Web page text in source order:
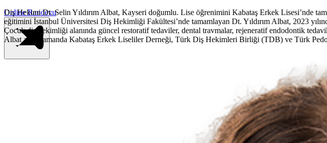
Online Randevu
Diş Hekimi Dt. Selin Yıldırım Albat, Kayseri doğumlu. Lise öğrenimini Kabataş Erkek Lisesi’nde
eğitimini İstanbul Üniversitesi Diş Hekimliği Fakültesi’nde tamamlayan Dt. Yıldırım Albat, 2023
Çocuk diş hekimliği alanında güncel restoratif tedaviler, dental travmalar, rejeneratif endodontik
Albat aynı zamanda Kabataş Erkek Liseliler Derneği, Türk Diş Hekimleri Birliği (TDB) ve Türk